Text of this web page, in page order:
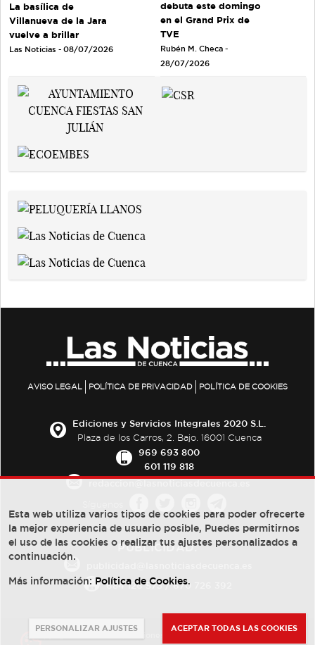
La basílica de
Villanueva de la Jara
vuelve a brillar
Las Noticias - 08/07/2026
debuta este domingo
en el Grand Prix de
TVE
Rubén M. Checa -
28/07/2026
AVISO LEGAL POLÍTICA DE PRIVACIDAD POLÍTICA DE COOKIES
Ediciones y Servicios Integrales 2020 S.L.
Plaza de los Carros, 2. Bajo. 16001 Cuenca
969 693 800
601 119 818
PUBLICIDAD:
684 126 573/670 726 392
Esta web utiliza varios tipos de cookies para poder ofrecerte
la mejor experiencia de usuario posible, Puedes permitirnos
el uso de las cookies o realizar tus ajustes personalizados a
continuación.
Más información: Política de Cookies.
PERSONALIZAR AJUSTES ACEPTAR TODAS LAS COOKIES